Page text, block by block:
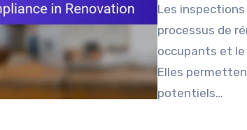
Les inspections jouent un rôle crucial dans le
processus de
occupants et
Elles
potentiels…